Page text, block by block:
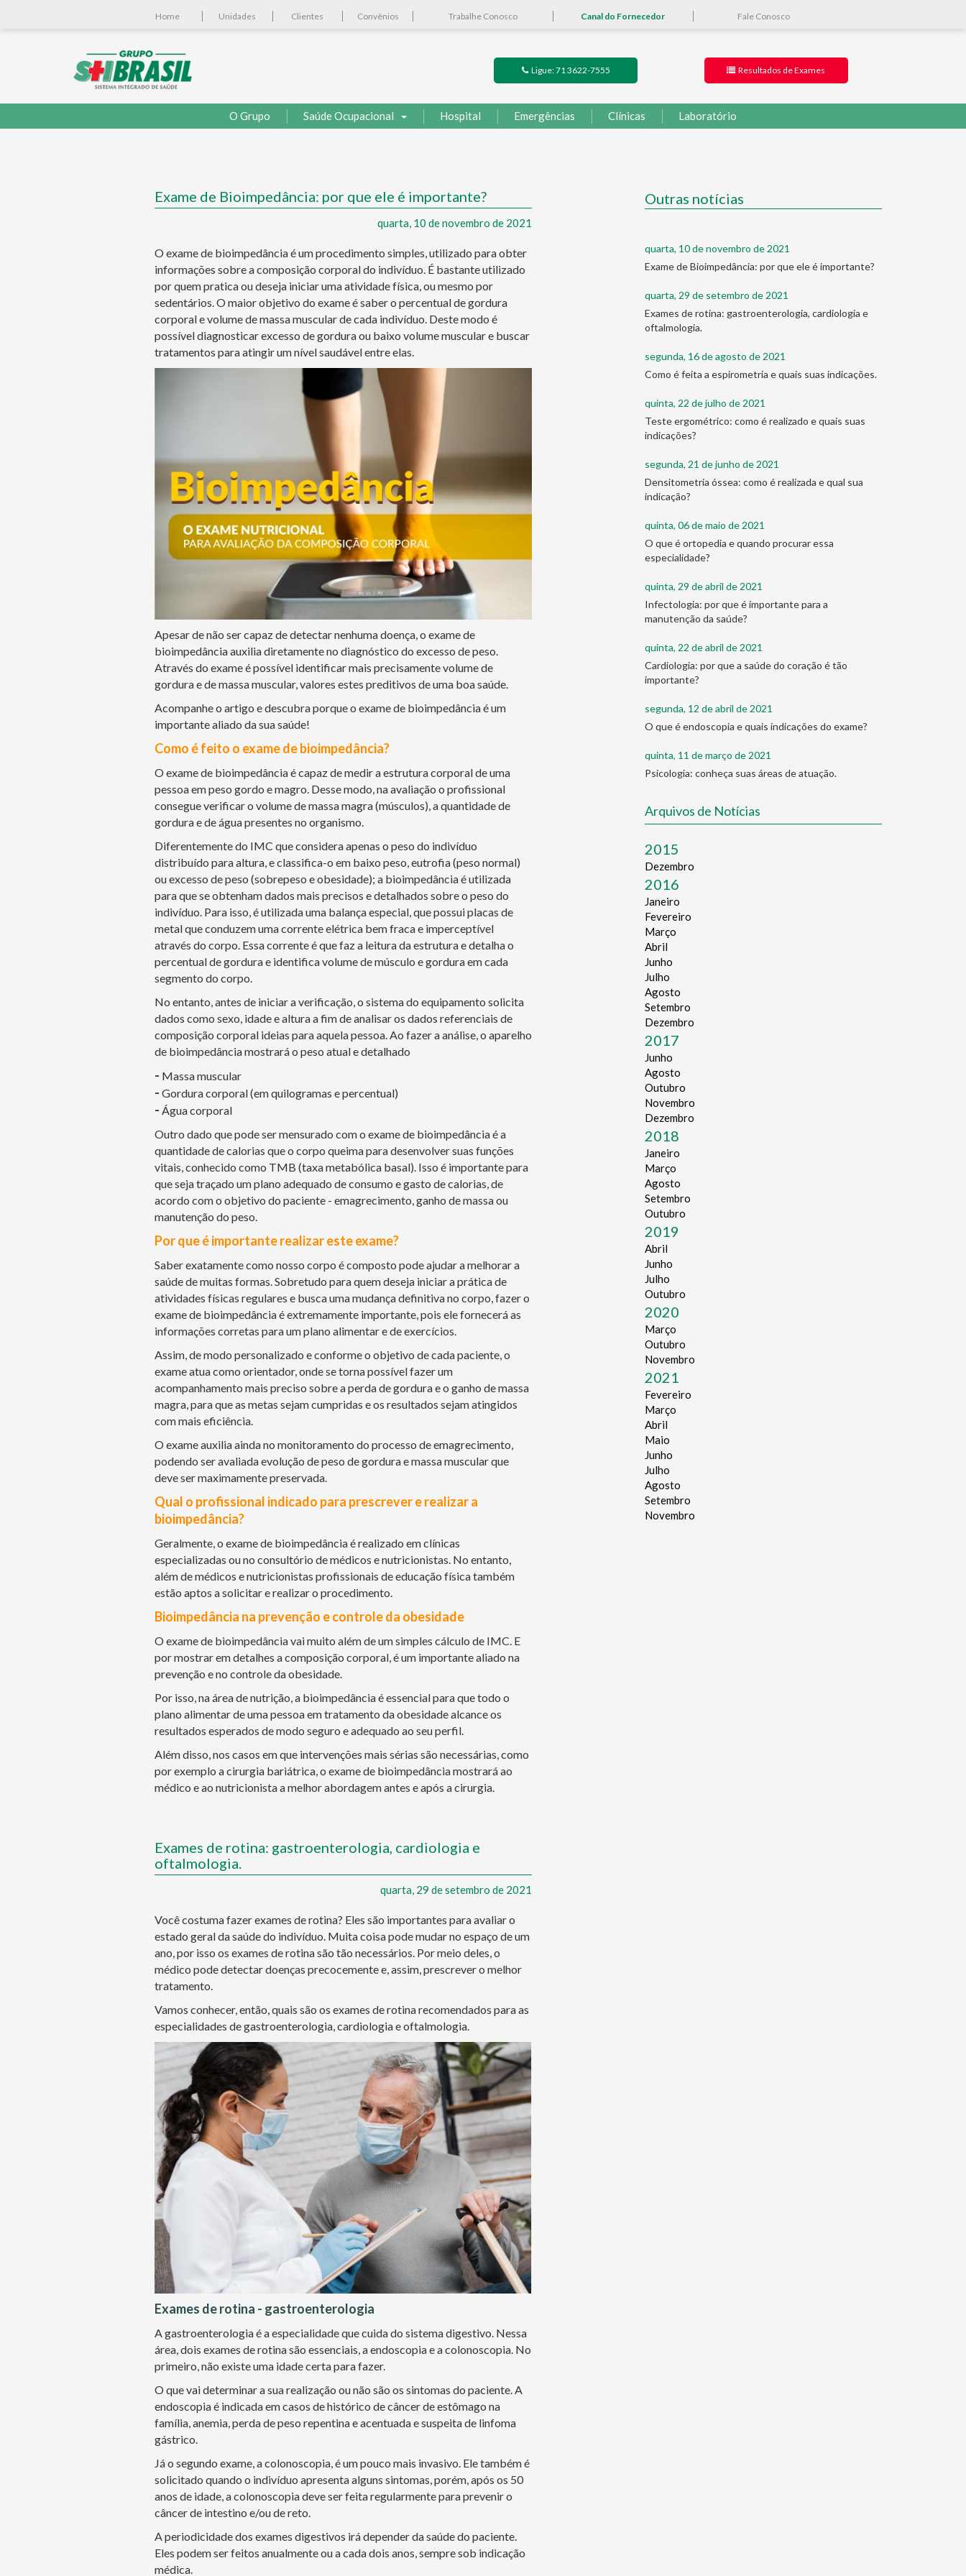
Home Unidades Clientes Convênios Trabalhe Conosco Canal do Fornecedor Fale Conosco
Ligue: 71 3622-7555 Resultados de Exames
O Grupo Saúde Ocupacional Hospital Emergências Clínicas Laboratório
Exame de Bioimpedância: por que ele é importante?
quarta, 10 de novembro de 2021
O exame de bioimpedância é um procedimento simples, utilizado para obter
informações sobre a composição corporal do indivíduo. É bastante utilizado
por quem pratica ou deseja iniciar uma atividade física, ou mesmo por
sedentários. O maior objetivo do exame é saber o percentual de gordura
corporal e volume de massa muscular de cada indivíduo. Deste modo é
possível diagnosticar excesso de gordura ou baixo volume muscular e buscar
tratamentos para atingir um nível saudável entre elas.
Apesar de não ser capaz de detectar nenhuma doença, o exame de
bioimpedância auxilia diretamente no diagnóstico do excesso de peso.
Através do exame é possível identificar mais precisamente volume de
gordura e de massa muscular, valores estes preditivos de uma boa saúde.
Acompanhe o artigo e descubra porque o exame de bioimpedância é um
importante aliado da sua saúde!
Como é feito o exame de bioimpedância?
O exame de bioimpedância é capaz de medir a estrutura corporal de uma
pessoa em peso gordo e magro. Desse modo, na avaliação o profissional
consegue verificar o volume de massa magra (músculos), a quantidade de
gordura e de água presentes no organismo.
Diferentemente do IMC que considera apenas o peso do indivíduo
distribuído para altura, e classifica-o em baixo peso, eutrofia (peso normal)
ou excesso de peso (sobrepeso e obesidade); a bioimpedância é utilizada
para que se obtenham dados mais precisos e detalhados sobre o peso do
indivíduo. Para isso, é utilizada uma balança especial, que possui placas de
metal que conduzem uma corrente elétrica bem fraca e imperceptível
através do corpo. Essa corrente é que faz a leitura da estrutura e detalha o
percentual de gordura e identifica volume de músculo e gordura em cada
segmento do corpo.
No entanto, antes de iniciar a verificação, o sistema do equipamento solicita
dados como sexo, idade e altura a fim de analisar os dados referenciais de
composição corporal ideias para aquela pessoa. Ao fazer a análise, o aparelho
de bioimpedância mostrará o peso atual e detalhado
- Massa muscular
- Gordura corporal (em quilogramas e percentual)
- Água corporal
Outro dado que pode ser mensurado com o exame de bioimpedância é a
quantidade de calorias que o corpo queima para desenvolver suas funções
vitais, conhecido como TMB (taxa metabólica basal). Isso é importante para
que seja traçado um plano adequado de consumo e gasto de calorias, de
acordo com o objetivo do paciente - emagrecimento, ganho de massa ou
manutenção do peso.
Por que é importante realizar este exame?
Saber exatamente como nosso corpo é composto pode ajudar a melhorar a
saúde de muitas formas. Sobretudo para quem deseja iniciar a prática de
atividades físicas regulares e busca uma mudança definitiva no corpo, fazer o
exame de bioimpedância é extremamente importante, pois ele fornecerá as
informações corretas para um plano alimentar e de exercícios.
Assim, de modo personalizado e conforme o objetivo de cada paciente, o
exame atua como orientador, onde se torna possível fazer um
acompanhamento mais preciso sobre a perda de gordura e o ganho de massa
magra, para que as metas sejam cumpridas e os resultados sejam atingidos
com mais eficiência.
O exame auxilia ainda no monitoramento do processo de emagrecimento,
podendo ser avaliada evolução de peso de gordura e massa muscular que
deve ser maximamente preservada.
Qual o profissional indicado para prescrever e realizar a
bioimpedância?
Geralmente, o exame de bioimpedância é realizado em clínicas
especializadas ou no consultório de médicos e nutricionistas. No entanto,
além de médicos e nutricionistas profissionais de educação física também
estão aptos a solicitar e realizar o procedimento.
Bioimpedância na prevenção e controle da obesidade
O exame de bioimpedância vai muito além de um simples cálculo de IMC. E
por mostrar em detalhes a composição corporal, é um importante aliado na
prevenção e no controle da obesidade.
Por isso, na área de nutrição, a bioimpedância é essencial para que todo o
plano alimentar de uma pessoa em tratamento da obesidade alcance os
resultados esperados de modo seguro e adequado ao seu perfil.
Além disso, nos casos em que intervenções mais sérias são necessárias, como
por exemplo a cirurgia bariátrica, o exame de bioimpedância mostrará ao
médico e ao nutricionista a melhor abordagem antes e após a cirurgia.
Exames de rotina: gastroenterologia, cardiologia e
oftalmologia.
quarta, 29 de setembro de 2021
Você costuma fazer exames de rotina? Eles são importantes para avaliar o
estado geral da saúde do indivíduo. Muita coisa pode mudar no espaço de um
ano, por isso os exames de rotina são tão necessários. Por meio deles, o
médico pode detectar doenças precocemente e, assim, prescrever o melhor
tratamento.
Vamos conhecer, então, quais são os exames de rotina recomendados para as
especialidades de gastroenterologia, cardiologia e oftalmologia.
Exames de rotina - gastroenterologia
A gastroenterologia é a especialidade que cuida do sistema digestivo. Nessa
área, dois exames de rotina são essenciais, a endoscopia e a colonoscopia. No
primeiro, não existe uma idade certa para fazer.
O que vai determinar a sua realização ou não são os sintomas do paciente. A
endoscopia é indicada em casos de histórico de câncer de estômago na
família, anemia, perda de peso repentina e acentuada e suspeita de linfoma
gástrico.
Já o segundo exame, a colonoscopia, é um pouco mais invasivo. Ele também é
solicitado quando o indivíduo apresenta alguns sintomas, porém, após os 50
anos de idade, a colonoscopia deve ser feita regularmente para prevenir o
câncer de intestino e/ou de reto.
A periodicidade dos exames digestivos irá depender da saúde do paciente.
Eles podem ser feitos anualmente ou a cada dois anos, sempre sob indicação
médica.
Outras notícias
quarta, 10 de novembro de 2021
Exame de Bioimpedância: por que ele é importante?
quarta, 29 de setembro de 2021
Exames de rotina: gastroenterologia, cardiologia e
oftalmologia.
segunda, 16 de agosto de 2021
Como é feita a espirometria e quais suas indicações.
quinta, 22 de julho de 2021
Teste ergométrico: como é realizado e quais suas
indicações?
segunda, 21 de junho de 2021
Densitometria óssea: como é realizada e qual sua
indicação?
quinta, 06 de maio de 2021
O que é ortopedia e quando procurar essa
especialidade?
quinta, 29 de abril de 2021
Infectologia: por que é importante para a
manutenção da saúde?
quinta, 22 de abril de 2021
Cardiologia: por que a saúde do coração é tão
importante?
segunda, 12 de abril de 2021
O que é endoscopia e quais indicações do exame?
quinta, 11 de março de 2021
Psicologia: conheça suas áreas de atuação.
Arquivos de Notícias
2015
Dezembro
2016
Janeiro
Fevereiro
Março
Abril
Junho
Julho
Agosto
Setembro
Dezembro
2017
Junho
Agosto
Outubro
Novembro
Dezembro
2018
Janeiro
Março
Agosto
Setembro
Outubro
2019
Abril
Junho
Julho
Outubro
2020
Março
Outubro
Novembro
2021
Fevereiro
Março
Abril
Maio
Junho
Julho
Agosto
Setembro
Novembro